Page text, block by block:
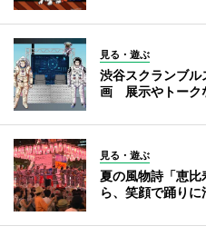
見る・遊ぶ
渋谷スクランブ
画 展示やトーク
見る・遊ぶ
夏の風物詩「恵
ら、笑顔で踊りに